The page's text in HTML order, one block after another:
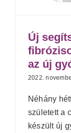
Új
az új
2022.
Néhány
született a
készült új